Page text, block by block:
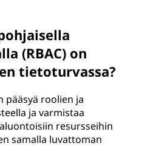
(RBAC) on
tietoturvassa?
pääsyä roolien ja
ja varmistaa
resursseihin
samalla luvattoman